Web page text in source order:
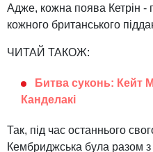
Адже, кожна поява Кетрін -
кожного британського
ЧИТАЙ ТАКОЖ:
Битва суконь: Кейт
Канделакі
Так, під час останнього
Кембриджська була разом з